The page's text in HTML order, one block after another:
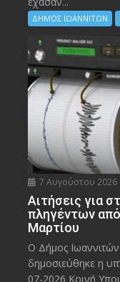
ΔΗΜΟΣ ΙΩΑΝΝΙΤΩΝ
7 Αυγούστου 2026
Αιτήσεις για
πληγέντων
Μαρτίου
Ο Δήμος Ιωαννιτών
δημοσιεύθηκε η
07-2026 Κοινή